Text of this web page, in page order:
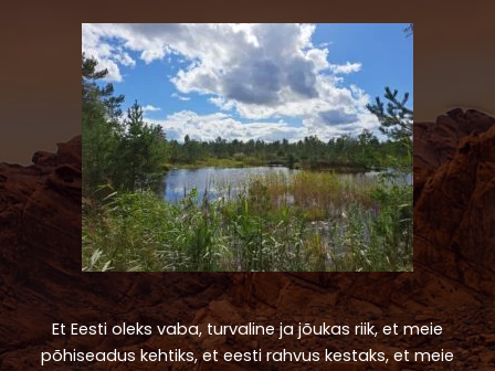
Et Eesti oleks vaba, turvaline ja jõukas riik, et meie
põhiseadus kehtiks, et eesti rahvus kestaks, et meie